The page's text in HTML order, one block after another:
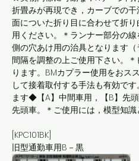
折畳みが再現でき，カーブでの
面についた折り目に合わせて折
用ください。＊ランナー部分の
側の穴あけ用の治具となります
間隔を調整の上ご使用下さい。
ります。BMカプラー使用をおス
して接着取付する手法も有効で
ます◆【A】中間車用，【B】先
先頭車。＊ご使用には，模型知識
[KPC101BK]
旧型通勤車用B－黒